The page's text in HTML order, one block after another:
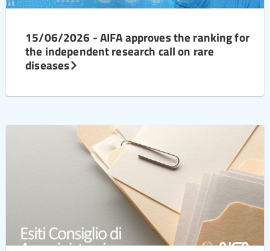
15/06/2026 - AIFA approves the ranking for
the independent research call on rare
diseases